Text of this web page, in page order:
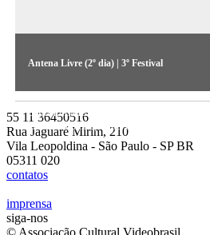
Antena Livre (2º dia) | 3º Festival
Segundo encontro da série, realizada
continuidade às propostas para a
em São Paulo (áudio cedido pelo
55 11 36450516
Rua Jaguaré Mirim, 210
Vila Leopoldina - São Paulo - SP BR
05311 020
contatos
imprensa
siga-nos